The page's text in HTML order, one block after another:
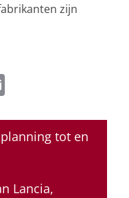
zijn
ai
l
tot en
Lancia,